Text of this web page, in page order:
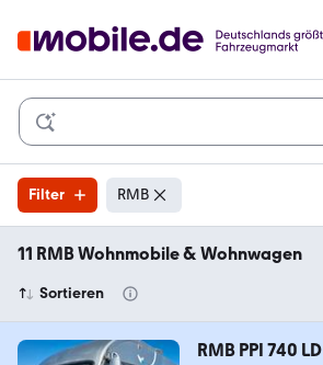
Filter RMB
11 RMB Wohnmobile & Wohnwagen
Sortieren
RMB PPI 740 LD